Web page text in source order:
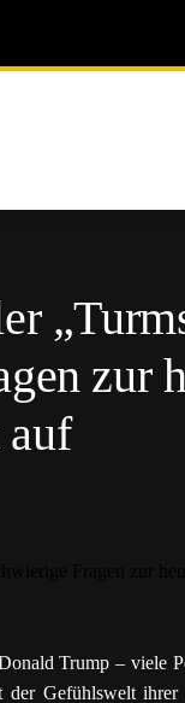
zur
auf
Trump – viele
Gefühlswelt